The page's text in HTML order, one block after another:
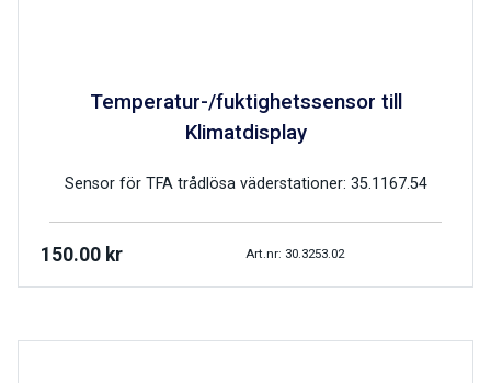
Temperatur-/fuktighetssensor till
Klimatdisplay
Sensor för TFA trådlösa väderstationer: 35.1167.54
150.00 kr Art.nr: 30.3253.02